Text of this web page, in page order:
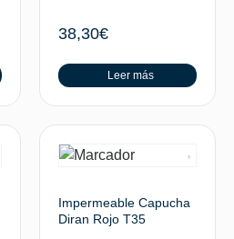
38,30€
Leer más
Impermeable Capucha
Diran Rojo T35